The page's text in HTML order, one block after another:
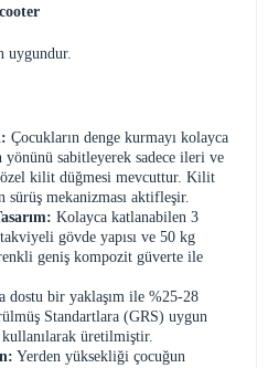
uygundur.
Çocukların denge kurmayı kolayca
sabitleyerek sadece ileri ve
özel kilit düğmesi mevcuttur. Kilit
sürüş mekanizması aktifleşir.
Kolayca katlanabilen 3
gövde yapısı ve 50 kg
geniş kompozit güverte ile
dostu bir yaklaşım ile %25-28
Standartlara (GRS) uygun
üretilmiştir.
Yerden yüksekliği çocuğun